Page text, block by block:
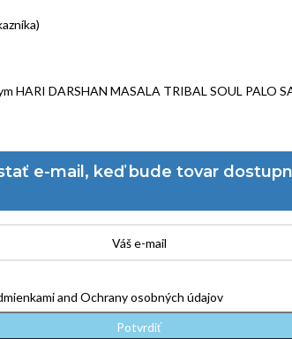
HARI DARSHAN MASALA TRIBAL SOUL PALO
e-mail, keď bude tovar
and Ochrany osobných údajov